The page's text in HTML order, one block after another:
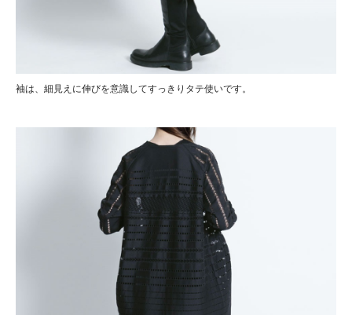
袖は、細見えに伸びを意識してすっきりタテ使いです。